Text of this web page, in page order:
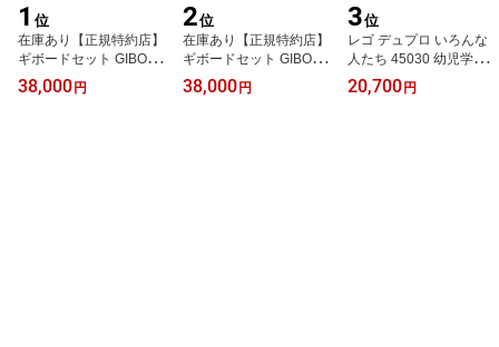
1 位
在庫あり【正規特約店】
ギボードセット GIBOAR
D ルーツロッカートラベ
ル GIBBON ギボン ROO
38,000 円
2位
在庫あり【正規特約店】
ギボードセット GIBOAR
D シーザージブ GIBBON
ギボン 黒 ブラック CAE
38,000 円
3位
レゴ デュプロ いろんな
人たち 45030 幼児学習
【国内正規品】LEGO D
UPLO ナリカ V95-5274
20,700 円